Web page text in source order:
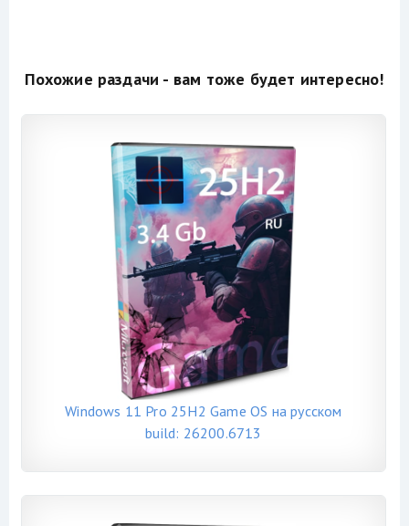
Похожие раздачи - вам тоже будет интересно!
Windows 11 Pro 25H2 Game OS на русском
build: 26200.6713